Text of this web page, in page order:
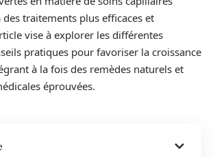
traitements plus efficaces et
vise à explorer les différentes
pratiques pour favoriser la croissance
à la fois des remèdes naturels et
éprouvées.